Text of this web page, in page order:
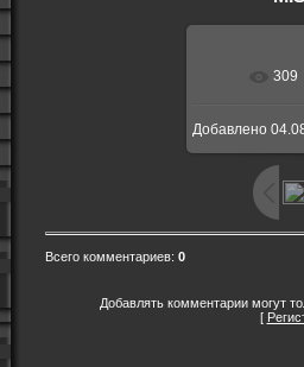
В 309
Добавлено
Всего комментариев: 0
Добавлять комментарии могут
[